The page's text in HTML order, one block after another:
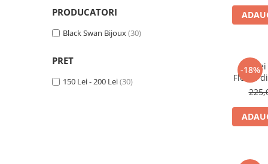
PRODUCATORI
Black Swan Bijoux(30)
PRET
150 Lei - 200 Lei(30)
-18%
Floare
fetite